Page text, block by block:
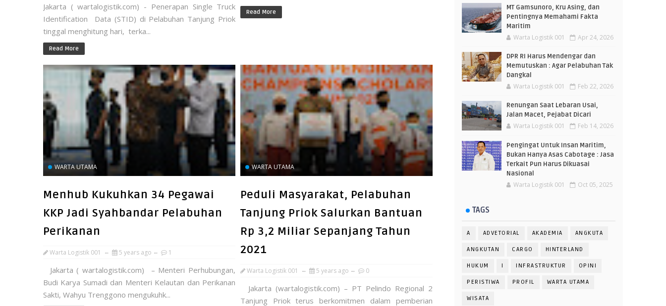
Jakarta ( wartalogistik.com) - Penerapan Single Truck
Identification Data (STID) di Pelabuhan Tanjung Priok
tinggal menghitung hari, terka...
Read More
Read More
WARTA UTAMA
Menhub Kukuhkan 34 Pegawai
KKP Jadi Syahbandar Pelabuhan
Perikanan
Warta Logistik 001 5 years ago 1
Jakarta ( wartalogistik.com) – Menteri Perhubungan,
Budi Karya Sumadi dan Menteri Kelautan dan Perikanan
Sakti, Wahyu Trenggono mengukuhk...
WARTA UTAMA
Peduli Masyarakat, Pelabuhan
Tanjung Priok Salurkan Bantuan
Rp 3,2 Miliar Sepanjang Tahun
2021
Warta Logistik 001 5 years ago 0
Jakarta (wartalogistik.com) – PT Pelindo Regional 2
Tanjung Priok terus berkomitmen dalam pemberian
MT Gamsunoro, Kru Asing, dan
Pentingnya Memahami Fakta
Maritim
Warta Logistik 001 Apr 24, 2026
DPR RI Harus Mendengar dan
Memutuskan : Agar Pelabuhan Tak
Dangkal
Warta Logistik 001 Feb 22, 2026
Renungan Saat Lebaran Usai,
Jalan Macet, Pejabat Dicari
Warta Logistik 001 Feb 14, 2026
Pengingat Untuk Insan Maritim,
Bukan Hanya Asas Cabotage : Jasa
Terkait Pun Harus Dikuasai
Nasional
Warta Logistik 001 Oct 05, 2025
TAGS
A ADVETORIAL AKADEMIA ANGKUTA
ANGKUTAN CARGO HINTERLAND
HUKUM I INFRASTRUKTUR OPINI
PERISTIWA PROFIL WARTA UTAMA
WISATA